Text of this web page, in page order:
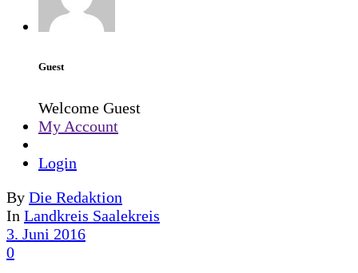
Guest
Welcome Guest
My Account
Login
By Die Redaktion
In Landkreis Saalekreis
3. Juni 2016
0